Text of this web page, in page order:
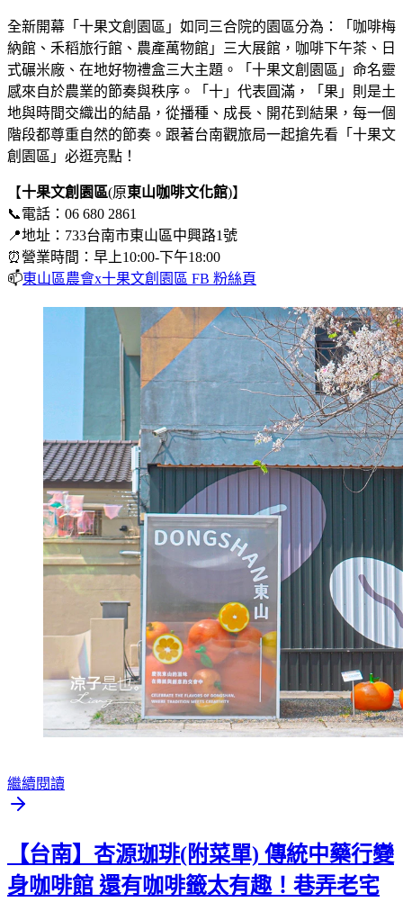
全新開幕「十果文創園區」如同三合院的園區分為：「咖啡梅
納館、禾稻旅行館、農產萬物館」三大展館，咖啡下午茶、日
式碾米廠、在地好物禮盒三大主題。「十果文創園區」命名靈
感來自於農業的節奏與秩序。「十」代表圓滿，「果」則是土
地與時間交織出的結晶，從播種、成長、開花到結果，每一個
階段都尊重自然的節奏。跟著台南觀旅局一起搶先看「十果文
創園區」必逛亮點！
【十果文創園區(原東山咖啡文化館)】
📞電話：06 680 2861
📍地址：733台南市東山區中興路1號
⏰營業時間：早上10:00-下午18:00
📫東山區農會x十果文創園區 FB 粉絲頁
繼續閱讀
【台南】杏源珈琲(附菜單) 傳統中藥行變
身咖啡館 還有咖啡籤太有趣！巷弄老宅